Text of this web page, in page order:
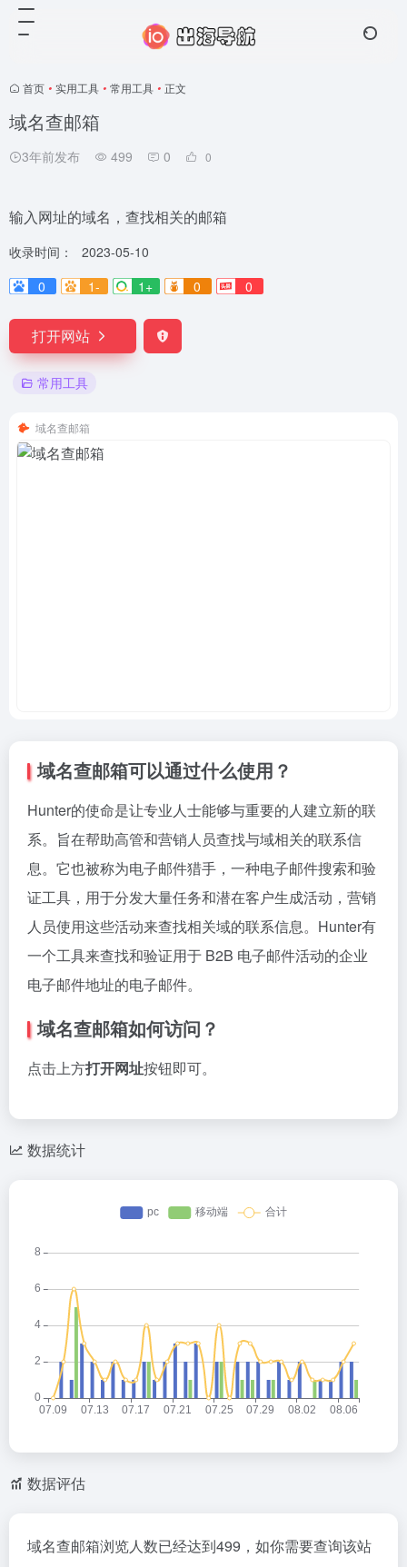
首页 • 实用工具 • 常用工具 • 正文
域名查邮箱
3年前发布 499 0 0
输入网址的域名，查找相关的邮箱
收录时间：
2023-05-10
0
1- 1+ 0 0
打开网站
常用工具
域名查邮箱
域名查邮箱可以通过什么使用？
Hunter的使命是让专业人士能够与重要的人建立新的联
系。旨在帮助高管和营销人员查找与域相关的联系信
息。它也被称为电子邮件猎手，一种电子邮件搜索和验
证工具，用于分发大量任务和潜在客户生成活动，营销
人员使用这些活动来查找相关域的联系信息。Hunter有
一个工具来查找和验证用于 B2B 电子邮件活动的企业
电子邮件地址的电子邮件。
域名查邮箱如何访问？
点击上方打开网址按钮即可。
数据统计
数据评估
域名查邮箱浏览人数已经达到499，如你需要查询该站